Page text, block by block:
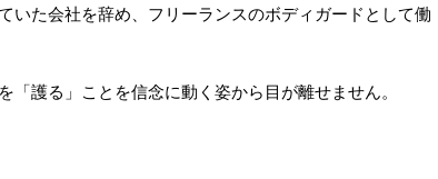
いた会社を辞め、フリーランスのボディガードとして働
「護る」ことを信念に動く姿から目が離せません。